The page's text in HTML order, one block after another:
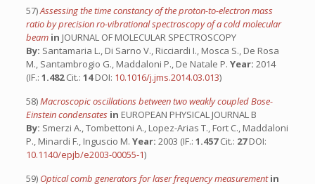
57)Assessing the time constancy of the proton-to-electron mass
ratio by precision ro-vibrational spectroscopy of a cold molecular
beam in JOURNAL OF MOLECULAR SPECTROSCOPY
By: Santamaria L., Di Sarno V., Ricciardi I., Mosca S., De Rosa
M., Santambrogio G., Maddaloni P., De Natale P. Year: 2014
(IF.: 1.482Cit.: 14DOI: 10.1016/j.jms.2014.03.013)
58)Macroscopic oscillations between two weakly coupled Bose-
Einstein condensates in EUROPEAN PHYSICAL JOURNAL B
By: Smerzi A., Tombettoni A., Lopez-Arias T., Fort C., Maddaloni
P., Minardi F., Inguscio M. Year: 2003 (IF.: 1.457Cit.: 27DOI:
10.1140/epjb/e2003-00055-1)
59) Optical comb generators for laser frequency measurementin